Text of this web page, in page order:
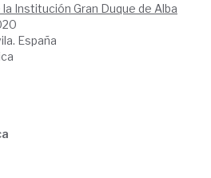
Institución Gran Duque de Alba
España